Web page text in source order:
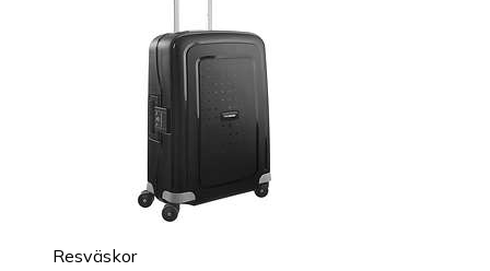
Resväskor